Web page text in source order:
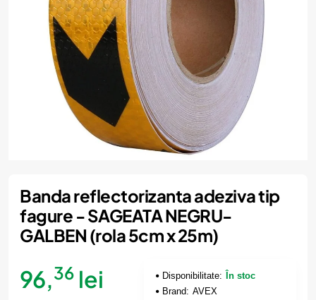
Banda reflectorizanta adeziva tip
fagure - SAGEATA NEGRU-
GALBEN (rola 5cm x 25m)
96,36 lei Disponibilitate:
În stoc
Brand: AVEX